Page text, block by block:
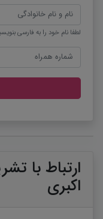
لطفا نام خود را به فارسی
ارتباط با
اکبری